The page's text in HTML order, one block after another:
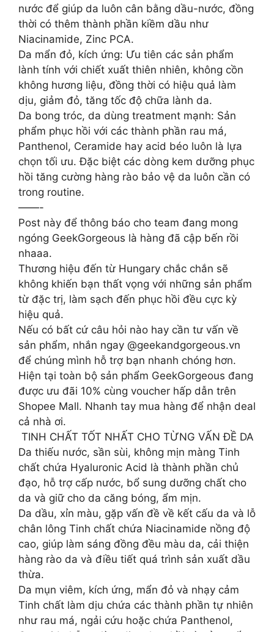
nước để giúp da luôn cân bằng dầu-nước, đồng
thời có thêm thành phần kiềm dầu như
Niacinamide, Zinc PCA.
Da mẩn đỏ, kích ứng: Ưu tiên các sản phẩm
lành tính với chiết xuất thiên nhiên, không cồn
không hương liệu, đồng thời có hiệu quả làm
dịu, giảm đỏ, tăng tốc độ chữa lành da.
Da bong tróc, da dùng treatment mạnh: Sản
phẩm phục hồi với các thành phần rau má,
Panthenol, Ceramide hay acid béo luôn là lựa
chọn tối ưu. Đặc biệt các dòng kem dưỡng phục
hồi tăng cường hàng rào bảo vệ da luôn cần có
trong routine.
——-
Post này để thông báo cho team đang mong
ngóng GeekGorgeous là hàng đã cập bến rồi
nhaaa.
Thương hiệu đến từ Hungary chắc chắn sẽ
không khiến bạn thất vọng với những sản phẩm
từ đặc trị, làm sạch đến phục hồi đều cực kỳ
hiệu quả.
Nếu có bất cứ câu hỏi nào hay cần tư vấn về
sản phẩm, nhắn ngay @geekandgorgeous.vn
để chúng mình hỗ trợ bạn nhanh chóng hơn.
Hiện tại toàn bộ sản phẩm GeekGorgeous đang
được ưu đãi 10% cùng voucher hấp dẫn trên
Shopee Mall. Nhanh tay mua hàng để nhận deal
cả nhà ơi.
️ TINH CHẤT TỐT NHẤT CHO TỪNG VẤN ĐỀ DA
Da thiếu nước, sần sùi, không mịn màng Tinh
chất chứa Hyaluronic Acid là thành phần chủ
đạo, hỗ trợ cấp nước, bổ sung dưỡng chất cho
da và giữ cho da căng bóng, ẩm mịn.
Da dầu, xỉn màu, gặp vấn đề về kết cấu da và lỗ
chân lông Tinh chất chứa Niacinamide nồng độ
cao, giúp làm sáng đồng đều màu da, cải thiện
hàng rào da và điều tiết quá trình sản xuất dầu
thừa.
Da mụn viêm, kích ứng, mẩn đỏ và nhạy cảm
Tinh chất làm dịu chứa các thành phần tự nhiên
như rau má, ngải cứu hoặc chứa Panthenol,